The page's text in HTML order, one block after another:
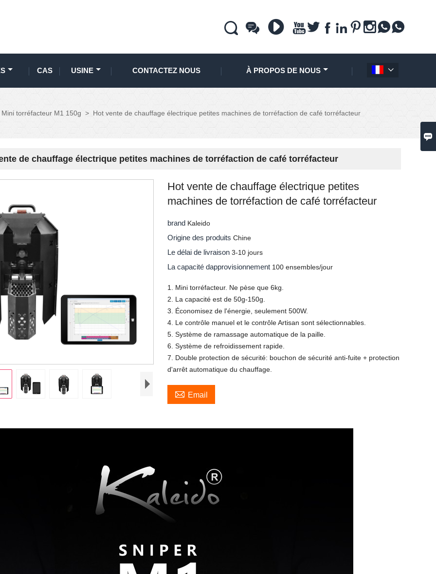

        
CAS USINE CONTACTEZ NOUS À PROPOS DE NOUS 
Mini torréfacteur M1 150g > Hot vente de chauffage électrique petites machines de torréfaction de café torréfacteur
de chauffage électrique petites machines de torréfaction de café torréfacteur
Hot vente de chauffage électrique petites
machines de torréfaction de café torréfacteur
brand Kaleido
Origine des produitsChine
Le délai de livraison3-10 jours
La capacité dapprovisionnement 100 ensembles/jour
1. Mini torréfacteur. Ne pèse que 6kg.
2. La capacité est de 50g-150g.
3. Économisez de l'énergie, seulement 500W.
4. Le contrôle manuel et le contrôle Artisan sont sélectionnables.
5. Système de ramassage automatique de la paille.
6. Système de refroidissement rapide.
7. Double protection de sécurité: bouchon de sécurité anti-fuite + protection
d'arrêt automatique du chauffage.
 Email